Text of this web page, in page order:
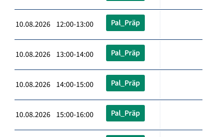
10.08.2026 12:00-13:00 Pal_Präp
10.08.2026 13:00-14:00 Pal_Präp
10.08.2026 14:00-15:00 Pal_Präp
10.08.2026 15:00-16:00 Pal_Präp